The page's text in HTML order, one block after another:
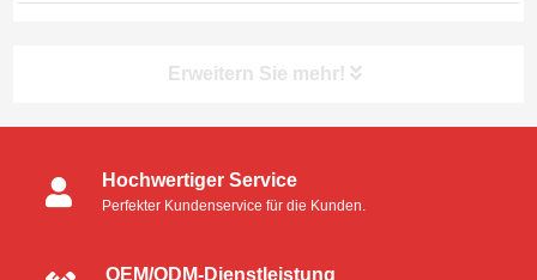
Sauberkeit gewährleistet, völlig fusselfrei, ohne
Erweitern Sie mehr!
Hochwertiger Service
Perfekter Kundenservice für die Kunden.
OEM/ODM-Dienstleistung